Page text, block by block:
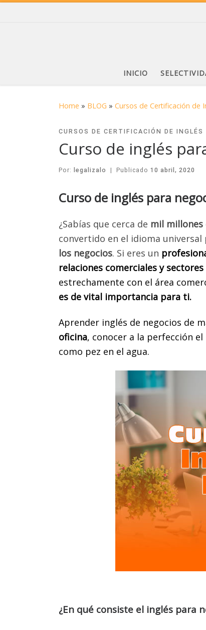
INICIO
Home » BLOG » Cursos de Certificación de
CURSOS DE CERTIFICACIÓN DE INGLÉS
Curso de inglés
Por: legalizalo | Publicado 10 abril, 2020
Curso de inglés para
¿Sabías que cerca de mil millones
convertido en el idioma
los negocios. Si eres un
relaciones comerciales y sectores
estrechamente con el área
es de vital importancia para ti.
Aprender inglés de negocios de
oficina, conocer a la perfección
como pez en el agua.
¿En qué consiste el inglés para